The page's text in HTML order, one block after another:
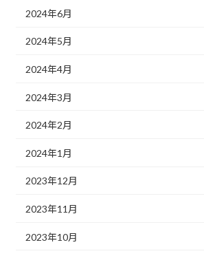
2024年6月
2024年5月
2024年4月
2024年3月
2024年2月
2024年1月
2023年12月
2023年11月
2023年10月